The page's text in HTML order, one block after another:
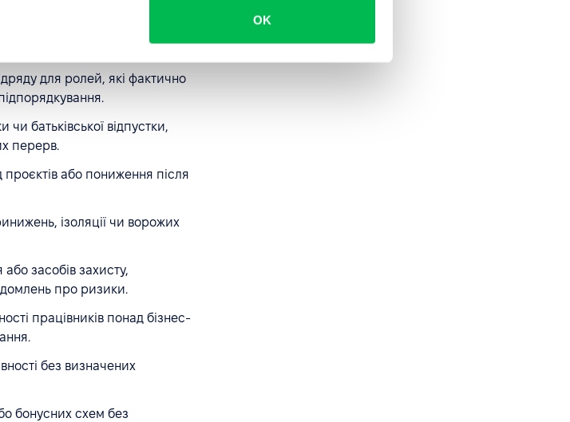
OK
для ролей, які фактично
чи батьківської відпустки,
перерв.
проєктів або пониження після
ізоляції чи ворожих
засобів захисту,
про ризики.
працівників понад бізнес-
без визначених
бонусних схем без